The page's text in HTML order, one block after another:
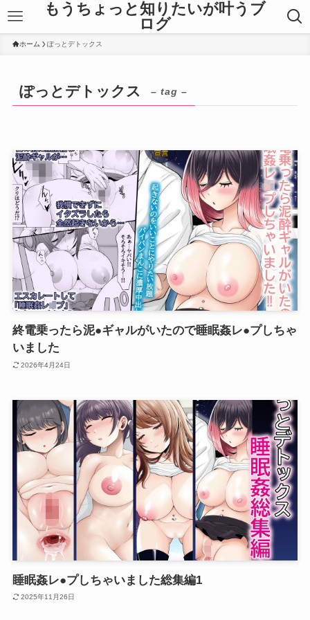
もうちょっと知りたいが叶うブ
ログ
ホーム ぽっとデトックス
ぽっとデトックス – tag –
終電乗ったら泥●ギャルがいたので睡眠姦レ●プしちゃ
いました
2026年4月24日
睡眠姦レ●プしちゃいました総集編1
2025年11月26日